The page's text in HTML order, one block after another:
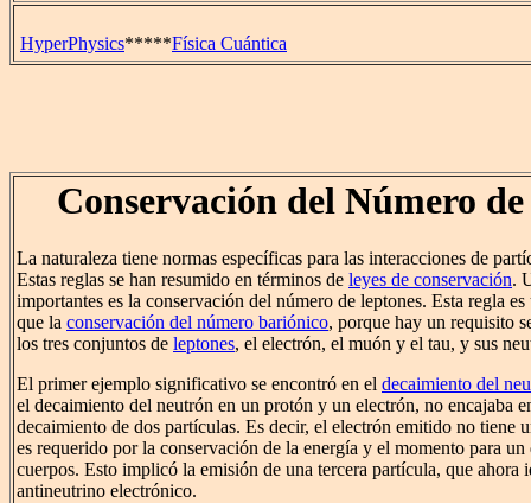
HyperPhysics*****Física Cuántica
Conservación del Número
La naturaleza tiene normas específicas para las interacciones de
Estas reglas se han resumido en términos de leyes de conservación.
importantes es la conservación del número de leptones. Esta regla
que la conservación del número bariónico, porque hay un requisito
los tres conjuntos de leptones, el electrón, el muón y el tau, y sus
El primer ejemplo significativo se encontró en el decaimiento del
el decaimiento del neutrón en un protón y un electrón, no encajaba
decaimiento de dos partículas. Es decir, el electrón emitido no tiene
es requerido por la conservación de la energía y el momento para un
cuerpos. Esto implicó la emisión de una tercera partícula, que ahora
antineutrino electrónico.